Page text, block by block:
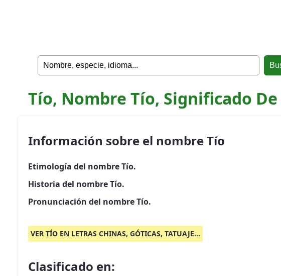
Tío, Nombre Tío, Significado
Información sobre el nombre Tío
Etimología del nombre Tío.
Historia del nombre Tío.
Pronunciación del nombre Tío.
VER TÍO EN LETRAS CHINAS, GÓTICAS, TATUAJE...
Clasificado en: